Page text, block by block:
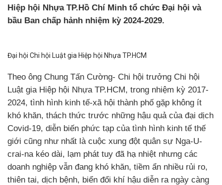
Hiệp hội Nhựa TP.Hồ Chí Minh tổ chức Đại hội và
bầu Ban chấp hảnh nhiệm kỳ 2024-2029.
Đại hội Chi hội Luật gia Hiệp hội Nhựa TP.HCM
Theo ông Chung Tấn Cường- Chi hội trưởng Chi hội
Luật gia Hiệp hội Nhựa TP.HCM, trong nhiệm kỳ 2017-
2024, tình hình kinh tế-xã hội thành phố gặp không ít
khó khăn, thách thức trước những hậu quả của đại dịch
Covid-19, diễn biến phức tạp của tình hình kinh tế thế
giới cũng như nhất là cuộc xung đột quân sự Nga-U-
crai-na kéo dài, lạm phát tuy đã hạ nhiệt nhưng các
doanh nghiệp vẫn đang khó khăn, tiềm ẩn nhiều rủi ro,
thiên tai, dịch bệnh, biển đổi khí hậu diễn ra ngày càng